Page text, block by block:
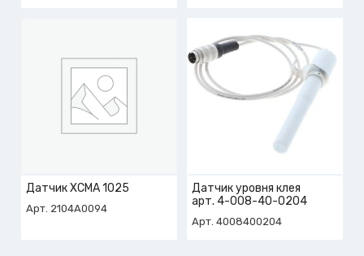
Датчик XCMA 1025
Арт. 2104A0094
Датчик уровня клея
арт. 4-008-40-0204
Арт. 4008400204